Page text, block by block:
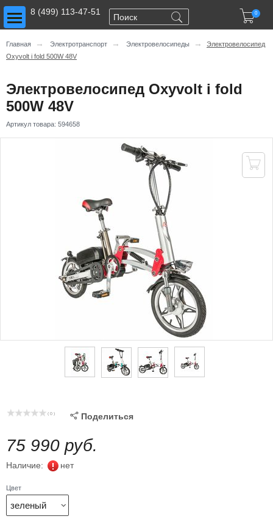
0
8 (499) 113-47-51
Toggle main menu visibility
Главная → Электротранспорт → Электровелосипеды →
Электровелосипед
Oxyvolt i fold 500W 48V
Электровелосипед Oxyvolt i fold
500W 48V
Артикул товара: 594658

( 0 )  Поделиться
75 990 руб.
Наличие: нет
Цвет
зеленый